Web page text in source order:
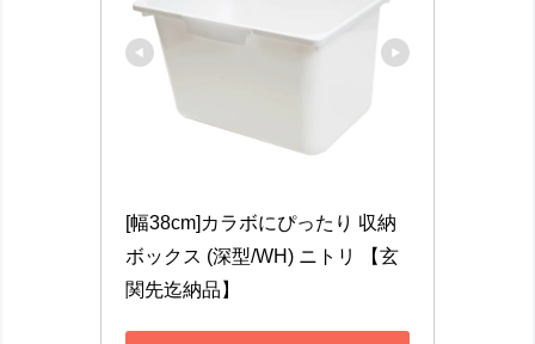
[幅38cm]カラボにぴったり 収納
ボックス (深型/WH) ニトリ 【玄
関先迄納品】